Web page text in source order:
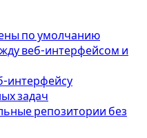
по умолчанию
веб-интерфейсом и
интерфейсу
задач
репозитории без